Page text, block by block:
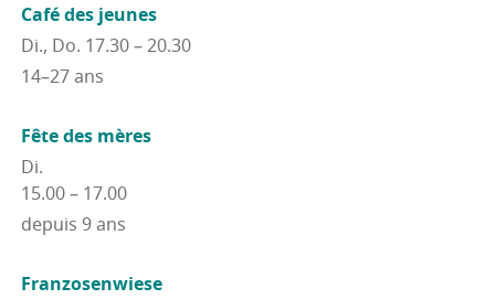
Café des jeunes
Di., Do. 17.30 – 20.30
14–27 ans
Fête des mères
Di.
15.00 – 17.00
depuis 9 ans
Fran­zo­sen­wiese